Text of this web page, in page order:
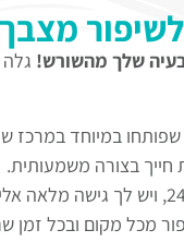
לשיפור מצבך
שלך מהשורש!
שפותחו במיוחד במרכז
בצורה משמעותית.
התוכניות שלנו פתוחות עבורך 24/7,
מכל מקום ובכל זמן